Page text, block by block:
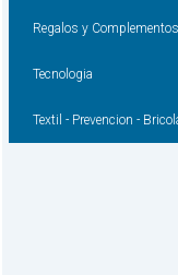
Regalos y Complementos
Tecnologia
Textil - Prevencion -